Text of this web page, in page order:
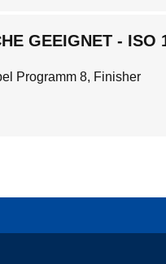
GEEIGNET - ISO
Programm 8, Finisher